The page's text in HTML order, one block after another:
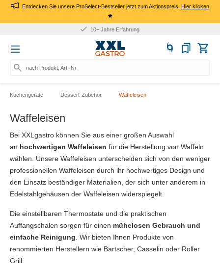
Entdecken Sie unsere ProSelect-Bestseller jetzt zum Aktionspreis.Hier klicken
*
10+ Jahre Erfahrung
nach Produkt, Art.-Nr., Marke
Küchengeräte Dessert-Zubehör Waffeleisen
Waffeleisen
Bei XXLgastro können Sie aus einer großen Auswahl
an hochwertigen Waffeleisen für die Herstellung von Waffeln
wählen. Unsere Waffeleisen unterscheiden sich von den weniger
professionellen Waffeleisen durch ihr hochwertiges Design und
den Einsatz beständiger Materialien, der sich unter anderem in
Edelstahlgehäusen der Waffeleisen widerspiegelt.
Die einstellbaren Thermostate und die praktischen
Auffangschalen sorgen für einen mühelosen Gebrauch und
einfache Reinigung . Wir bieten Ihnen Produkte von
renommierten Herstellern wie Bartscher, Casselin oder Roller
Grill.